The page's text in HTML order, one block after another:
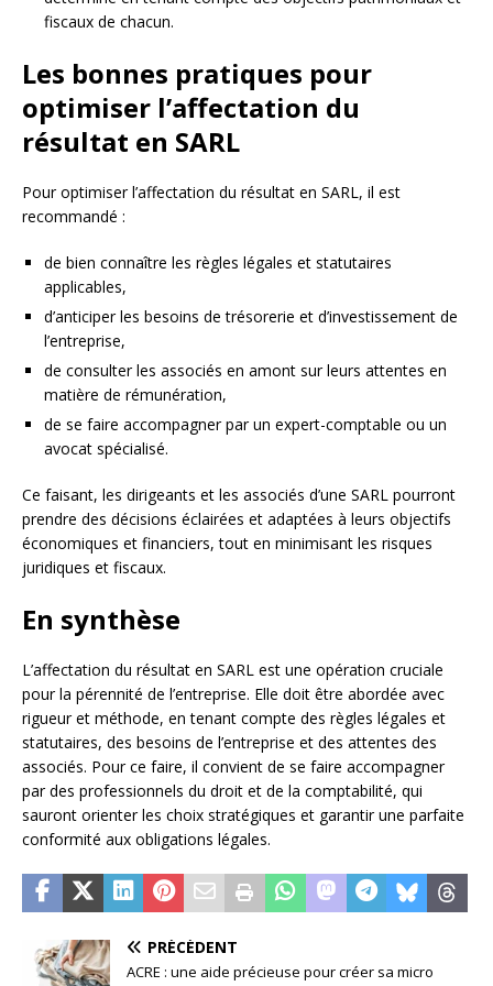
fiscaux de chacun.
Les bonnes pratiques pour
optimiser l’affectation du
résultat en SARL
Pour optimiser l’affectation du résultat en SARL, il est
recommandé :
de bien connaître les règles légales et statutaires
applicables,
d’anticiper les besoins de trésorerie et d’investissement de
l’entreprise,
de consulter les associés en amont sur leurs attentes en
matière de rémunération,
de se faire accompagner par un expert-comptable ou un
avocat spécialisé.
Ce faisant, les dirigeants et les associés d’une SARL pourront
prendre des décisions éclairées et adaptées à leurs objectifs
économiques et financiers, tout en minimisant les risques
juridiques et fiscaux.
En synthèse
L’affectation du résultat en SARL est une opération cruciale
pour la pérennité de l’entreprise. Elle doit être abordée avec
rigueur et méthode, en tenant compte des règles légales et
statutaires, des besoins de l’entreprise et des attentes des
associés. Pour ce faire, il convient de se faire accompagner
par des professionnels du droit et de la comptabilité, qui
sauront orienter les choix stratégiques et garantir une parfaite
conformité aux obligations légales.
PRÉCÉDENT
ACRE : une aide précieuse pour créer sa micro